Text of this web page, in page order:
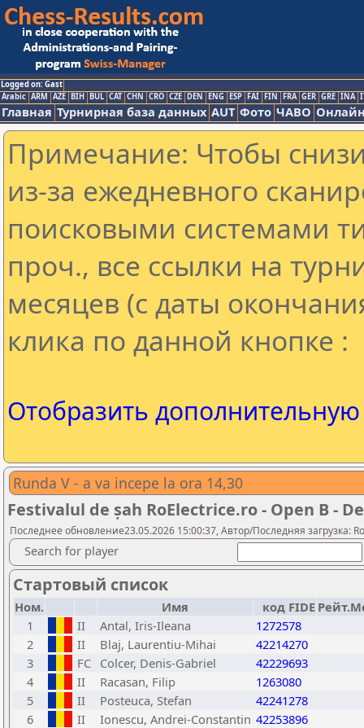
Logged on: Gast
Arabic ARM AZE BIH BUL CAT CHN CRO CZE DEN ENG ESP FAI FIN FRA GER GRE INA
Главная Турнирная база данных AUT Фото ЧАВО
Примечание: Чтобы
из-за ежедневного
поисковыми системами
проч., все ссылки на
месяцев (с даты
клика по данной кнопке :
Отобразить
Runda V - a va incepe la ora 14,30
Festivalul de șah RoElectrice.ro - Open B -
Последнее обновление23.05.2026 15:00:37, Автор/Последняя загрузка:
Search for player
Стартовый список
Ном. Имя код FIDE
1
II Antal, Iris-Ileana
1272578
2
II Blaj, Laurentiu-Mihai
42214270
3
FC Colcer, Denis-Gabriel
42229693
4
II Racasan, Filip
1263080
5
II Posteuca, Stefan
42241278
6
II Ionescu, Andrei-Constantin 42253896